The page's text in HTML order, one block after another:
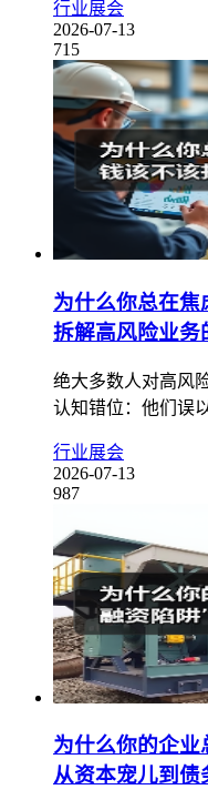
行业展会
2026-07-13
715
为什么你总在
拆解高风险业务
绝大多数人对高风
认知错位：他们误
行业展会
2026-07-13
987
为什么你的企
从资本宠儿到